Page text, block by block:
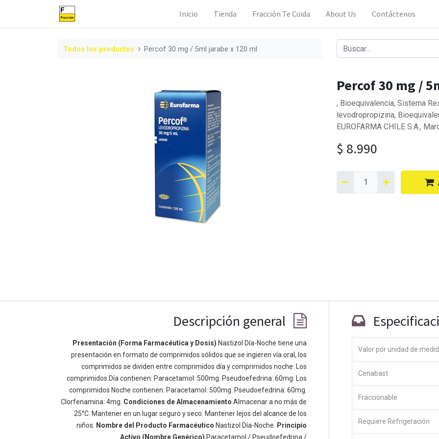
Inicio Tienda Fracción Te Cuida About Us Contáctenos
Todos los productos Percof 30 mg / 5ml jarabe x 120 ml
Percof 30 mg /
, Bioequivalencia, Sistema
levodropropizina,
EUROFARMA CHILE S.A.,
$ 8.990
Descripción general
Presentación (Forma Farmacéutica y Dosis) Nastizol Día-Noche tiene una
presentación en formato de comprimidos sólidos que se ingieren vía oral, los
comprimidos se dividen entre comprimidos día y comprimidos noche: Los
comprimidos Día contienen: Paracetamol: 500mg. Pseudoefedrina: 60mg. Los
comprimidos Noche contienen: Paracetamol: 500mg. Pseudoefedrina: 60mg.
Clorfenamina: 4mg. Condiciones de Almacenamiento Almacenar a no más de
25°C. Mantener en un lugar seguro y seco. Mantener lejos del alcance de los
niños.
Nombre del Producto Farmacéutico Nastizol Día-Noche.
Principio
Activo (Nombre Genérico) Paracetamol / Pseudoefedrina /
Valor por unidad de
Cenabast
Fraccionable
Requiere Refrigeración
Enlaces de Ínteres
Inicio
Acerca de
Productos
Servicios
Política de privacidad
Acerca de
Somos un equipo de personas apasionadas cuyo objetivo es
mejorar la vida de todos a través de productos disruptivos.
Construimos grandes productos para resolver sus problemas
de negocio. Nuestros productos están diseñados para
pequeñas y medianas empresas dispuestas a optimizar su
rendimiento.